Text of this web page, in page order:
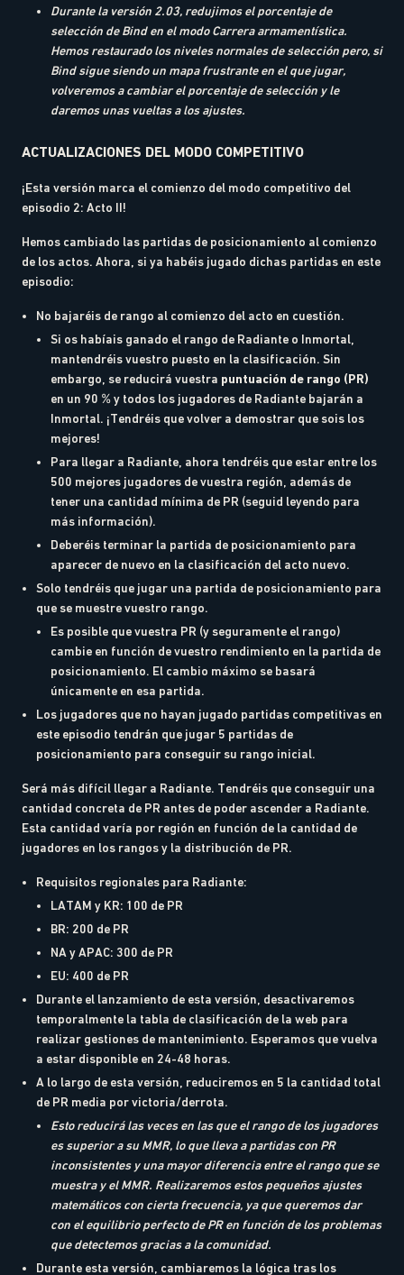
Durante la versión 2.03, redujimos el porcentaje de
selección de Bind en el modo Carrera armamentística.
Hemos restaurado los niveles normales de selección pero, si
Bind sigue siendo un mapa frustrante en el que jugar,
volveremos a cambiar el porcentaje de selección y le
daremos unas vueltas a los ajustes.
ACTUALIZACIONES DEL MODO COMPETITIVO
¡Esta versión marca el comienzo del modo competitivo del
episodio 2: Acto II!
Hemos cambiado las partidas de posicionamiento al comienzo
de los actos. Ahora, si ya habéis jugado dichas partidas en este
episodio:
No bajaréis de rango al comienzo del acto en cuestión.
Si os habíais ganado el rango de Radiante o Inmortal,
mantendréis vuestro puesto en la clasificación. Sin
embargo, se reducirá vuestra puntuación de rango (PR)
en un 90 % y todos los jugadores de Radiante bajarán a
Inmortal. ¡Tendréis que volver a demostrar que sois los
mejores!
Para llegar a Radiante, ahora tendréis que estar entre los
500 mejores jugadores de vuestra región, además de
tener una cantidad mínima de PR (seguid leyendo para
más información).
Deberéis terminar la partida de posicionamiento para
aparecer de nuevo en la clasificación del acto nuevo.
Solo tendréis que jugar una partida de posicionamiento para
que se muestre vuestro rango.
Es posible que vuestra PR (y seguramente el rango)
cambie en función de vuestro rendimiento en la partida de
posicionamiento. El cambio máximo se basará
únicamente en esa partida.
Los jugadores que no hayan jugado partidas competitivas en
este episodio tendrán que jugar 5 partidas de
posicionamiento para conseguir su rango inicial.
Será más difícil llegar a Radiante. Tendréis que conseguir una
cantidad concreta de PR antes de poder ascender a Radiante.
Esta cantidad varía por región en función de la cantidad de
jugadores en los rangos y la distribución de PR.
Requisitos regionales para Radiante:
LATAM y KR: 100 de PR
BR: 200 de PR
NA y APAC: 300 de PR
EU: 400 de PR
Durante el lanzamiento de esta versión, desactivaremos
temporalmente la tabla de clasificación de la web para
realizar gestiones de mantenimiento. Esperamos que vuelva
a estar disponible en 24-48 horas.
A lo largo de esta versión, reduciremos en 5 la cantidad total
de PR media por victoria/derrota.
Esto reducirá las veces en las que el rango de los jugadores
es superior a su MMR, lo que lleva a partidas con PR
inconsistentes y una mayor diferencia entre el rango que se
muestra y el MMR. Realizaremos estos pequeños ajustes
matemáticos con cierta frecuencia, ya que queremos dar
con el equilibrio perfecto de PR en función de los problemas
que detectemos gracias a la comunidad.
Durante esta versión, cambiaremos la lógica tras los